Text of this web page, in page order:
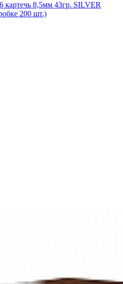
картечь 8,5мм 43гр. SILVER
200 шт.)